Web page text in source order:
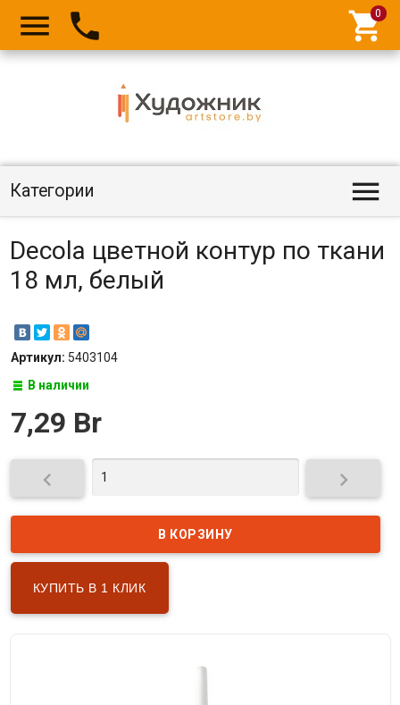
  
Категории 
Decola цветной контур по ткани
18 мл, белый
Артикул: 5403104
В наличии
7,29 Br
 
КУПИТЬ В 1 КЛИК